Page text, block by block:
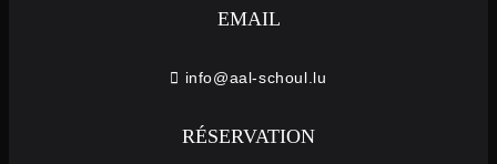
EMAIL
info@aal-schoul.lu
RÉSERVATION